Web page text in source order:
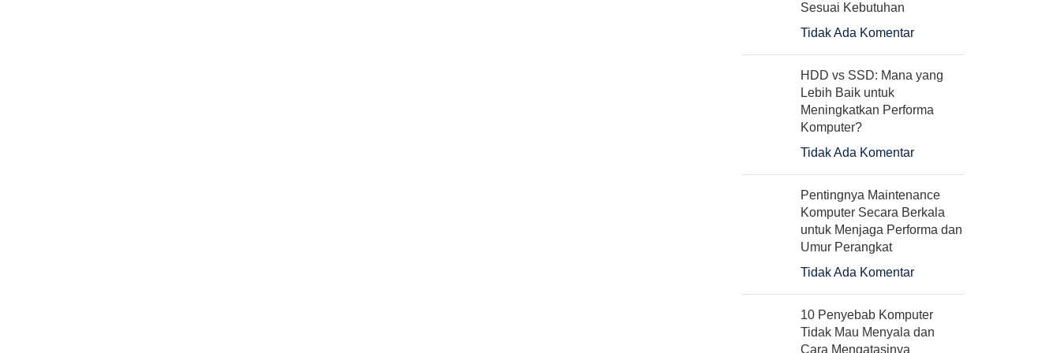
Sesuai Kebutuhan
Tidak Ada Komentar
HDD vs SSD: Mana yang
Lebih Baik untuk
Meningkatkan Performa
Komputer?
Tidak Ada Komentar
Pentingnya Maintenance
Komputer Secara Berkala
untuk Menjaga Performa dan
Umur Perangkat
Tidak Ada Komentar
10 Penyebab Komputer
Tidak Mau Menyala dan
Cara Mengatasinya